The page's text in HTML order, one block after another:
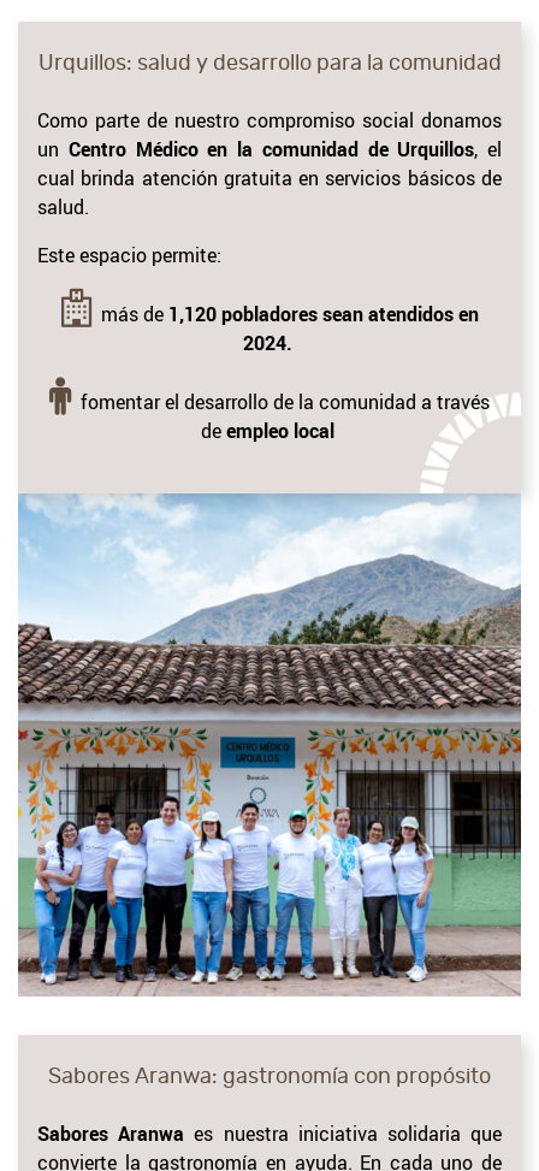
Urquillos: salud y desarrollo para la comunidad
Como parte de nuestro compromiso social donamos
un Centro Médico en la comunidad de Urquillos, el
cual brinda atención gratuita en servicios básicos de
salud.
Este espacio permite:
más de 1,120 pobladores sean atendidos en
2024.
fomentar el desarrollo de la comunidad a través
deempleo local
Sabores Aranwa: gastronomía con propósito
Sabores Aranwa es nuestra iniciativa solidaria que
convierte la gastronomía en ayuda. En cada uno de